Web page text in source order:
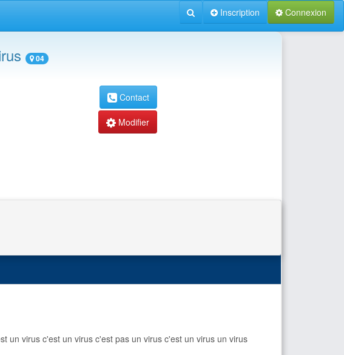
Connexion
Inscription
04
Contact
Modifier
un virus c'est un virus c'est pas un virus c'est un virus un virus